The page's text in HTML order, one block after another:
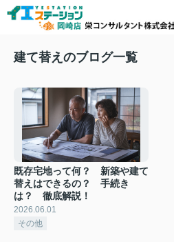
建て替えのブログ一覧
既存宅地って何？ 新築や建て
替えはできるの？ 手続き
は？ 徹底解説！
2026.06.01
その他